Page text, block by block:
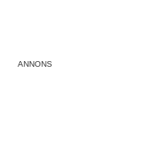
ANNONS